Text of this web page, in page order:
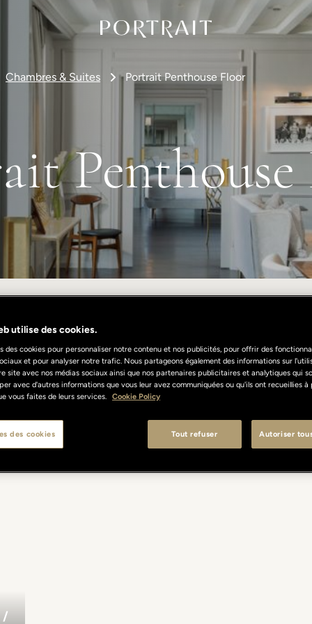
Chambres & Suites Portrait Penthouse Floor
/
utilise des cookies.
des cookies pour personnaliser notre contenu et nos publicités, pour offrir des
et pour analyser notre trafic. Nous partageons également des informations sur
site avec nos médias sociaux ainsi que nos partenaires publicitaires et analytiques qui
avec d'autres informations que vous leur avez communiquées ou qu'ils ont recueillies
vous faites de leurs services. Cookie Policy
Tout refuser Autoriser
des cookies